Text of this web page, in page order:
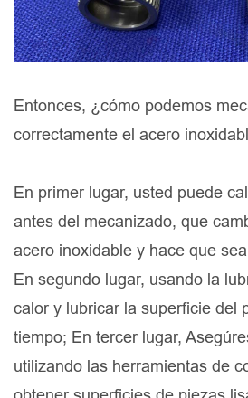
Entonces, ¿cómo podemos
correctamente el acero
En primer lugar, usted puede
antes del mecanizado, que
acero inoxidable y hace que
En segundo lugar, usando la
calor y lubricar la superficie del
tiempo; En tercer lugar,
utilizando las herramientas de